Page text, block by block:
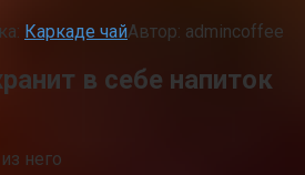
Каркаде чайАвтор: admincoffee
в себе напиток